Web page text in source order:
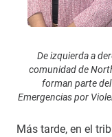
De izquierda a
comunidad de
forman parte
Emergencias por
Más tarde, en el